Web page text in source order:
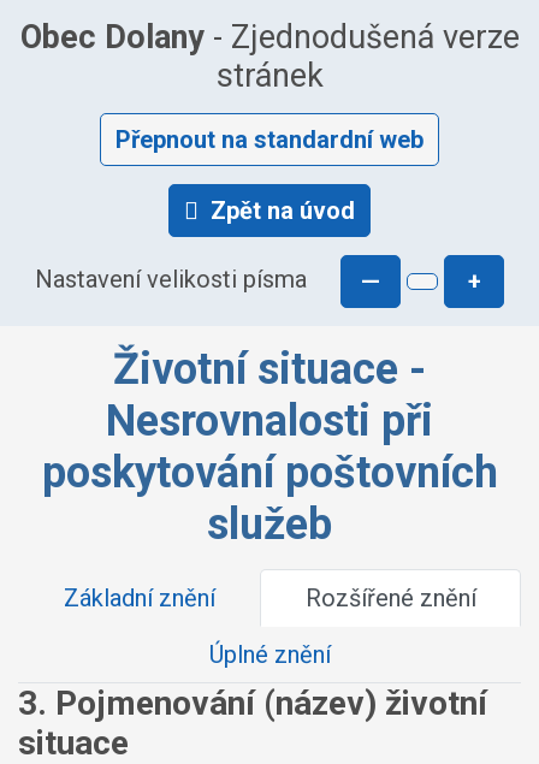
Obec Dolany- Zjednodušená verze
stránek
Přepnout na standardní web
Zpět na úvod
Nastavení velikosti písma — +
Životní situace -
Nesrovnalosti při
poskytování poštovních
služeb
Základní znění
Rozšířené znění
Úplné znění
3. Pojmenování (název) životní
situace